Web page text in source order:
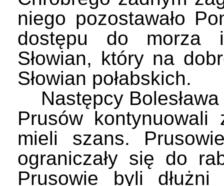
niego pozostawało
dostępu do morza i
Słowian, który na
Słowian połabskich.
Następcy Bolesława
Prusów
mieli szans.
ograniczały się do
Prusowie byli